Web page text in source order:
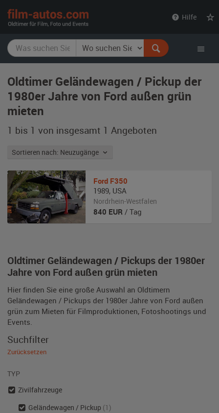
Hilfe
Oldtimer Geländewagen / Pickup der
1980er Jahre von Ford außen grün
mieten
1 bis 1 von insgesamt 1 Angeboten
Sortieren nach: Neuzugänge
Oldtimer Geländewagen / Pickups der 1980er
Jahre von Ford außen grün mieten
Hier finden Sie eine große Auswahl an Oldtimern
Geländewagen / Pickups der 1980er Jahre von Ford außen
grün zum Mieten für Filmproduktionen, Fotoshootings und
Events.
Ford F350
1989, USA
Nordrhein-Westfalen
840 EUR / Tag
Suchfilter
Zurücksetzen
TYP
Zivilfahrzeuge
Geländewagen / Pickup (1)